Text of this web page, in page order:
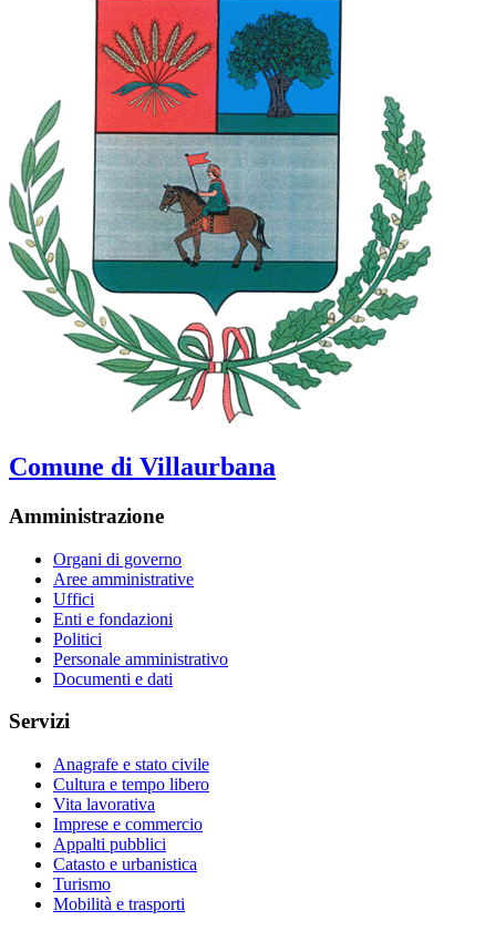
Comune di Villaurbana
Amministrazione
Organi di governo
Aree amministrative
Uffici
Enti e fondazioni
Politici
Personale amministrativo
Documenti e dati
Servizi
Anagrafe e stato civile
Cultura e tempo libero
Vita lavorativa
Imprese e commercio
Appalti pubblici
Catasto e urbanistica
Turismo
Mobilità e trasporti